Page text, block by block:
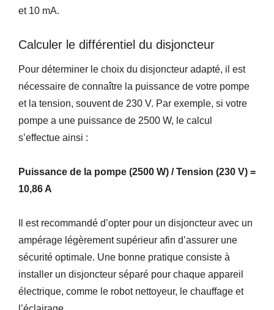
et 10 mA.
Calculer le différentiel du disjoncteur
Pour déterminer le choix du disjoncteur adapté, il est
nécessaire de connaître la puissance de votre pompe
et la tension, souvent de 230 V. Par exemple, si votre
pompe a une puissance de 2500 W, le calcul
s’effectue ainsi :
Puissance de la pompe (2500 W) / Tension (230 V) =
10,86 A
Il est recommandé d’opter pour un disjoncteur avec un
ampérage légèrement supérieur afin d’assurer une
sécurité optimale. Une bonne pratique consiste à
installer un disjoncteur séparé pour chaque appareil
électrique, comme le robot nettoyeur, le chauffage et